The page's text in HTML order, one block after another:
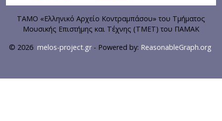
ΤΑΜΟ «Ελληνικό Αρχείο Κοντραμπάσου» του Τμήματος
Μουσικής Επιστήμης και Τέχνης (ΤΜΕΤ) του ΠΑΜΑΚ
© 2026 melos-project.gr- Powered by: ReasonableGraph.org